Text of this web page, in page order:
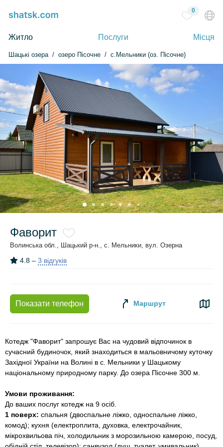
Житло Послуги Місця
0
Шацькі озера озеро Пісочне с.Мельники (оз. Пісочне)
Фаворит
Волинська обл., Шацький р-н., с. Мельники, вул. Озерна
4.8 – 3 відгуків
Показати телефон Маршрут
Котедж "Фаворит" запрошує Вас на чудовий відпочинок в
сучасний будиночок, який знаходиться в мальовничому куточку
Західної України на Волині в с. Мельники у Шацькому
національному природному парку. До озера Пісочне 300 м.
Умови проживання:
До ваших послуг котедж на 9 осіб.
1 поверх: спальня (двоспальне ліжко, односпальне ліжко,
комод); кухня (електроплита, духовка, електрочайник,
мікрохвильова піч, холодильник з морозильною камерою, посуд,